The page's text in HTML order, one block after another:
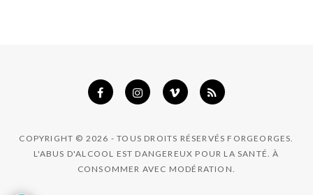
COPYRIGHT © 2026 - TOUS DROITS RÉSERVÉS FORGEORGES.
L'ABUS D'ALCOOL EST DANGEREUX POUR LA SANTÉ. À
CONSOMMER AVEC MODÉRATION.